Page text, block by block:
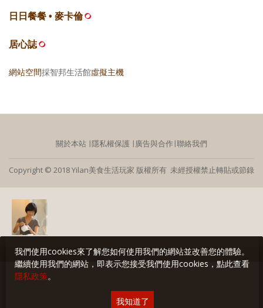
日日餐餐 • 麥卡倫
居心誌
網站空間採智邦生活館虛擬主機
關於本站 ∣隱私權保護 ∣廣告與合作∣聯絡我們
Copyright © 2018 Yilan美食生活玩家 版權所有 未經授權禁止轉貼或節錄
我們使用cookies來了解您如何使用我們的網站並改善您的體驗。
繼續使用我們的網站，即表示您接受我們使用cookies，點此查看
隱私政策。
我知道了